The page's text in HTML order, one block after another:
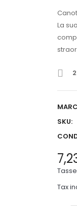
La
SKU:
Tax